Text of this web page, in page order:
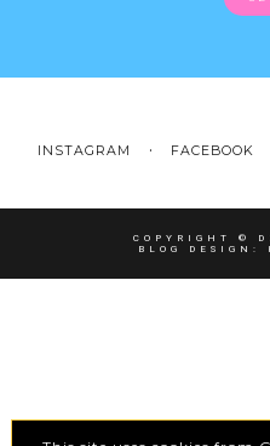
INSTAGRAM FACEBOOK
COPYRIGHT ©
BLOG DESIGN: